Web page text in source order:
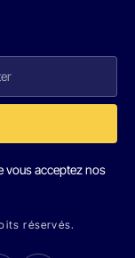
vous acceptez nos
réservés.